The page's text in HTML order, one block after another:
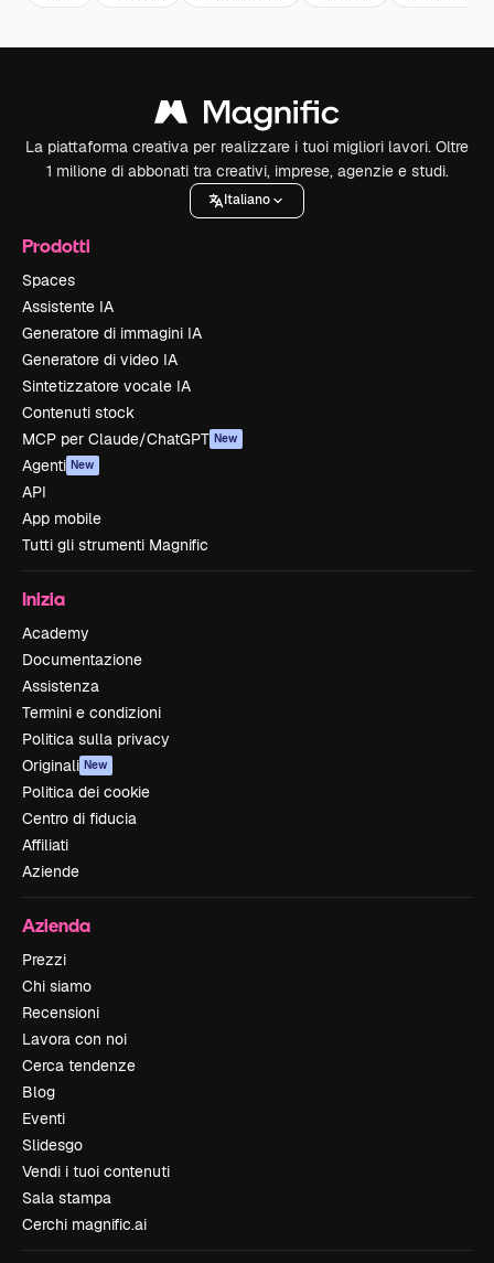
La piattaforma creativa per realizzare i tuoi migliori lavori. Oltre
1 milione di abbonati tra creativi, imprese, agenzie e studi.
Italiano
Prodotti
Spaces
Assistente IA
Generatore di immagini IA
Generatore di video IA
Sintetizzatore vocale IA
Contenuti stock
MCP per Claude/ChatGPT New
Agenti New
API
App mobile
Tutti gli strumenti Magnific
Inizia
Academy
Documentazione
Assistenza
Termini e condizioni
Politica sulla privacy
Originali New
Politica dei cookie
Centro di fiducia
Affiliati
Aziende
Azienda
Prezzi
Chi siamo
Recensioni
Lavora con noi
Cerca tendenze
Blog
Eventi
Slidesgo
Vendi i tuoi contenuti
Sala stampa
Cerchi magnific.ai